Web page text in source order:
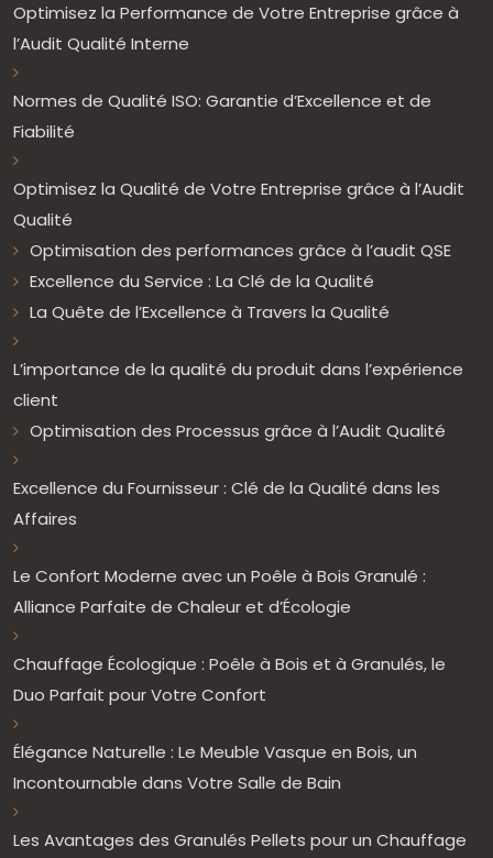
Optimisez la Performance de Votre Entreprise grâce à
l’Audit Qualité Interne
Normes de Qualité ISO: Garantie d’Excellence et de
Fiabilité
Optimisez la Qualité de Votre Entreprise grâce à l’Audit
Qualité
Optimisation des performances grâce à l’audit QSE
Excellence du Service : La Clé de la Qualité
La Quête de l’Excellence à Travers la Qualité
L’importance de la qualité du produit dans l’expérience
client
Optimisation des Processus grâce à l’Audit Qualité
Excellence du Fournisseur : Clé de la Qualité dans les
Affaires
Le Confort Moderne avec un Poêle à Bois Granulé :
Alliance Parfaite de Chaleur et d’Écologie
Chauffage Écologique : Poêle à Bois et à Granulés, le
Duo Parfait pour Votre Confort
Élégance Naturelle : Le Meuble Vasque en Bois, un
Incontournable dans Votre Salle de Bain
Les Avantages des Granulés Pellets pour un Chauffage